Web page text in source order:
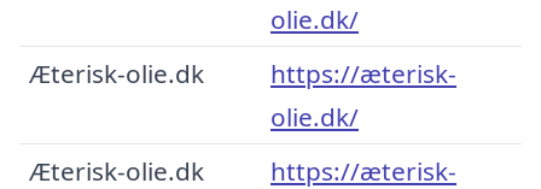
olie.dk/
Æterisk-olie.dk
https://æterisk-
olie.dk/
Æterisk-olie.dk
https://æterisk-